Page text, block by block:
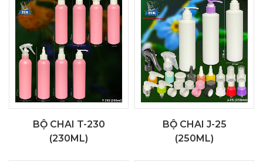
BỘ CHAI T-230
(230ML)
BỘ CHAI J-25
(250ML)